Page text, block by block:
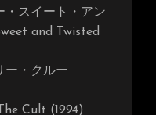
・スイート・アン
and Twisted
ー・クルー
Cult (1994)